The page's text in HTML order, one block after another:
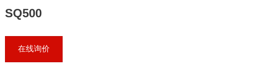
SQ500
在线询价